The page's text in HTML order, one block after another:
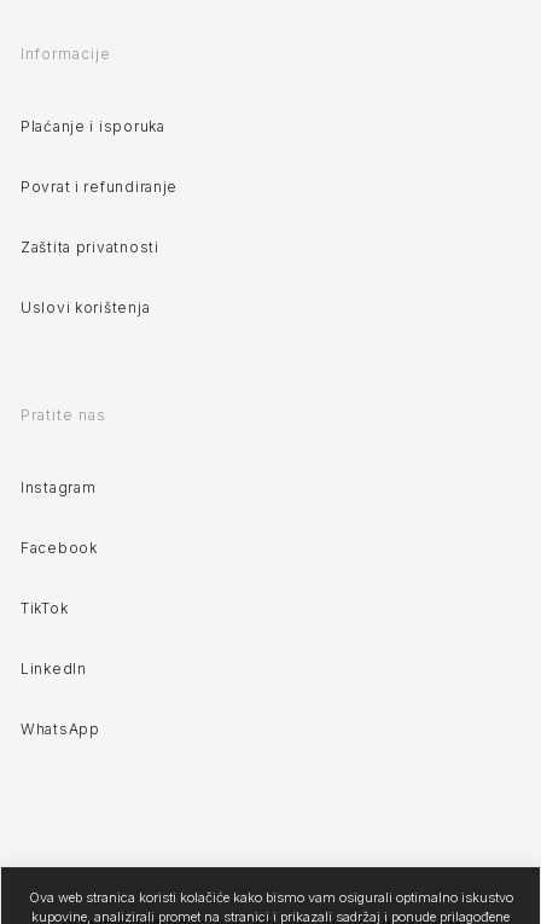
Informacije
Plaćanje i isporuka
Povrat i refundiranje
Zaštita privatnosti
Uslovi korištenja
Pratite nas
Instagram
Facebook
TikTok
LinkedIn
WhatsApp
Ova web stranica koristi kolačiće kako bismo vam osigurali optimalno iskustvo
kupovine, analizirali promet na stranici i prikazali sadržaj i ponude prilagođene